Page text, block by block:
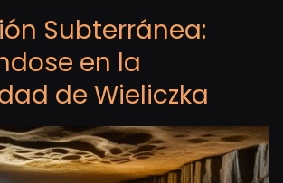
Subterránea:
en la
de Wieliczka